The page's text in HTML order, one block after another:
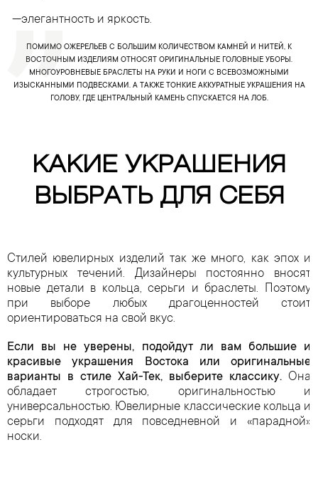
элегантность и яркость.
ПОМИМО ОЖЕРЕЛЬЕВ С БОЛЬШИМ КОЛИЧЕСТВОМ КАМНЕЙ И НИТЕЙ, К
ВОСТОЧНЫМ ИЗДЕЛИЯМ ОТНОСЯТ ОРИГИНАЛЬНЫЕ ГОЛОВНЫЕ УБОРЫ.
МНОГОУРОВНЕВЫЕ БРАСЛЕТЫ НА РУКИ И НОГИ С ВСЕВОЗМОЖНЫМИ
ИЗЫСКАННЫМИ ПОДВЕСКАМИ. А ТАКЖЕ ТОНКИЕ АККУРАТНЫЕ УКРАШЕНИЯ НА
ГОЛОВУ, ГДЕ ЦЕНТРАЛЬНЫЙ КАМЕНЬ СПУСКАЕТСЯ НА ЛОБ.
КАКИЕ УКРАШЕНИЯ
ВЫБРАТЬ ДЛЯ СЕБЯ
Стилей ювелирных изделий так же много, как эпох и
культурных течений. Дизайнеры постоянно вносят
новые детали в кольца, серьги и браслеты. Поэтому
при выборе любых драгоценностей стоит
ориентироваться на свой вкус.
Если вы не уверены, подойдут ли вам большие и
красивые украшения Востока или оригинальные
варианты в стиле Хай-Тек, выберите классику. Она
обладает строгостью, оригинальностью и
универсальностью. Ювелирные классические кольца и
серьги подходят для повседневной и «парадной»
носки.